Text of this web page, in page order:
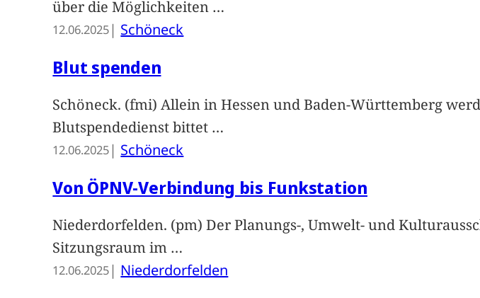
über die Möglichkeiten …
12.06.2025| Schöneck
Blut spenden
Schöneck. (fmi) Allein in Hessen und Baden-Württemberg
Blutspendedienst bittet …
12.06.2025| Schöneck
Von ÖPNV-Verbindung bis Funkstation
Niederdorfelden. (pm) Der Planungs-, Umwelt- und
Sitzungsraum im …
12.06.2025| Niederdorfelden